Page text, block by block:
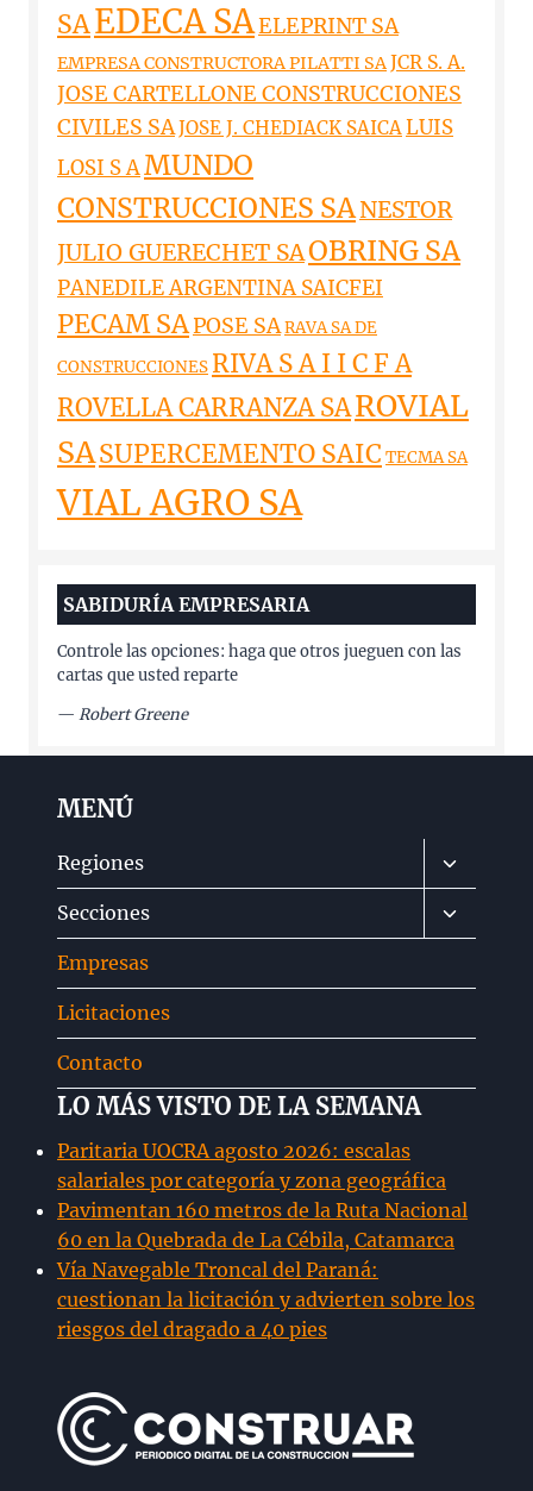
SAEDECA SAELEPRINT SA
EMPRESA CONSTRUCTORA PILATTI SAJCR S. A.
JOSE CARTELLONE CONSTRUCCIONES
CIVILES SAJOSE J. CHEDIACK SAICALUIS
LOSI S AMUNDO
CONSTRUCCIONES SANESTOR
JULIO GUERECHET SAOBRING SA
PANEDILE ARGENTINA SAICFEI
PECAM SAPOSE SARAVA SA DE
CONSTRUCCIONES RIVA S A I I C F A
ROVELLA CARRANZA SAROVIAL
SASUPERCEMENTO SAIC TECMA SA
VIAL AGRO SA
SABIDURÍA EMPRESARIA
Controle las opciones: haga que otros jueguen con las
cartas que usted reparte
— Robert Greene
MENÚ
Regiones
Alternar
menú
hijo
Secciones
Alternar
menú
Empresas
Licitaciones
Contacto
LO MÁS VISTO DE LA SEMANA
Paritaria UOCRA agosto 2026: escalas
salariales por categoría y zona geográfica
Pavimentan 160 metros de la Ruta Nacional
60 en la Quebrada de La Cébila, Catamarca
Vía Navegable Troncal del Paraná:
cuestionan la licitación y advierten sobre los
riesgos del dragado a 40 pies